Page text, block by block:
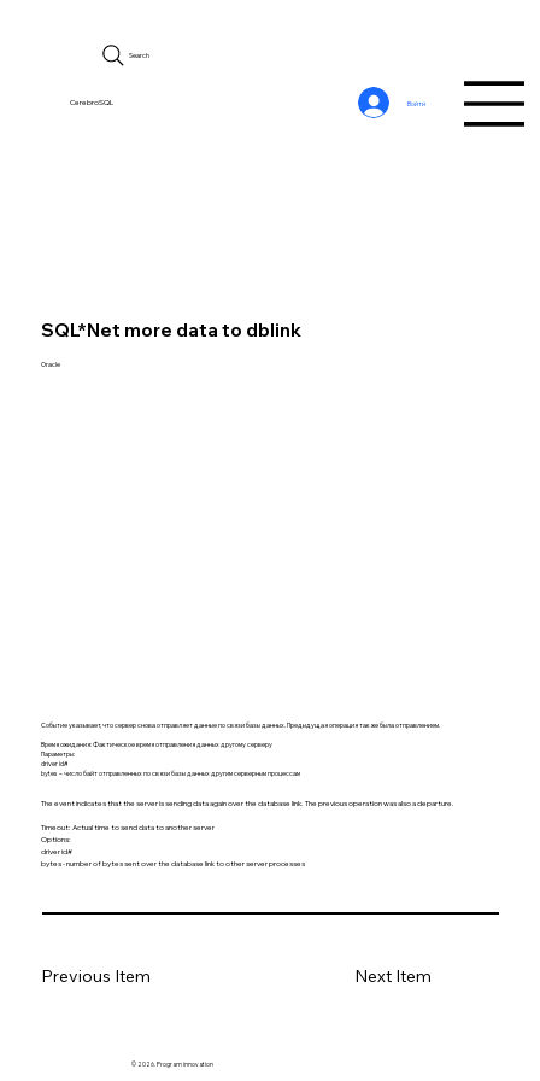
CerebroSQL
Search
Войти
SQL*Net more data to dblink
Oracle
Событие указывает, что сервер снова отправляет данные по связи базы данных. Предыдущая операция так же была отправлением.
Время ожидания: Фактическое время отправления данных другому серверу
Параметры:
driver id#
bytes – число байт отправленных по связи базы данных другим серверным процессам
The event indicates that the server is sending data again over the database link. The previous operation was also a departure.
Timeout: Actual time to send data to another server
Options:
driver id#
bytes - number of bytes sent over the database link to other server processes
Previous Item Next Item
© 2026. Program innovation